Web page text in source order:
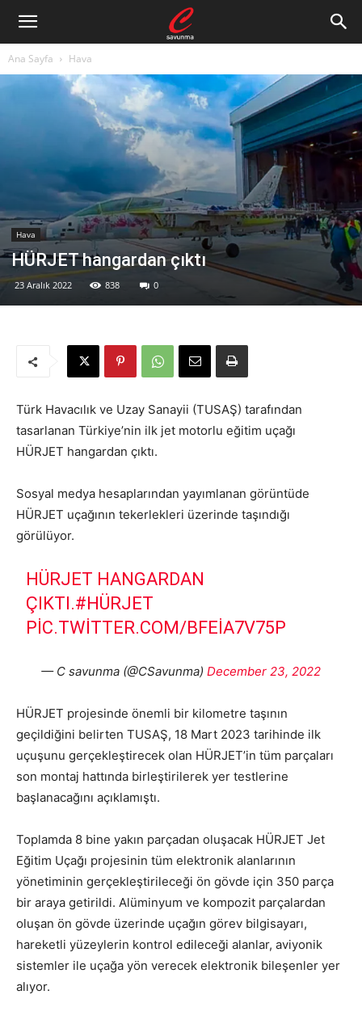
Ana Sayfa Hava
Hava
HÜRJET hangardan çıktı
23 Aralık 2022 838 0
Türk Havacılık ve Uzay Sanayii (TUSAŞ) tarafından
tasarlanan Türkiye’nin ilk jet motorlu eğitim uçağı
HÜRJET hangardan çıktı.
Sosyal medya hesaplarından yayımlanan görüntüde
HÜRJET uçağının tekerlekleri üzerinde taşındığı
görülüyor.
HÜRJET HANGARDAN
ÇIKTI.#HÜRJET
PIC.TWITTER.COM/BFEIA7V75P
— C savunma (@CSavunma) December 23, 2022
HÜRJET projesinde önemli bir kilometre taşının
geçildiğini belirten TUSAŞ, 18 Mart 2023 tarihinde ilk
uçuşunu gerçekleştirecek olan HÜRJET’in tüm parçaları
son montaj hattında birleştirilerek yer testlerine
başlanacağını açıklamıştı.
Toplamda 8 bine yakın parçadan oluşacak HÜRJET Jet
Eğitim Uçağı projesinin tüm elektronik alanlarının
yönetiminin gerçekleştirileceği ön gövde için 350 parça
bir araya getirildi. Alüminyum ve kompozit parçalardan
oluşan ön gövde üzerinde uçağın görev bilgisayarı,
hareketli yüzeylerin kontrol edileceği alanlar, aviyonik
sistemler ile uçağa yön verecek elektronik bileşenler yer
alıyor.